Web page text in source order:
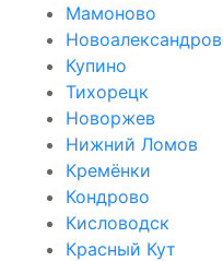
Мамоново
Купино
Тихорецк
Новоржев
Нижний Ломов
Кремёнки
Кондрово
Кисловодск
Красный Кут